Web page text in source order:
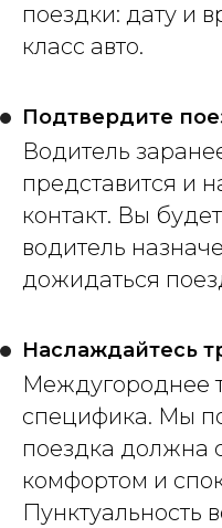
поездки: дату и
класс авто.
Подтвердите
Водитель
представится и
контакт. Вы
водитель
дожидаться
Наслаждайтесь
Междугороднее
специфика. Мы
поездка должна
комфортом и
Пунктуальность